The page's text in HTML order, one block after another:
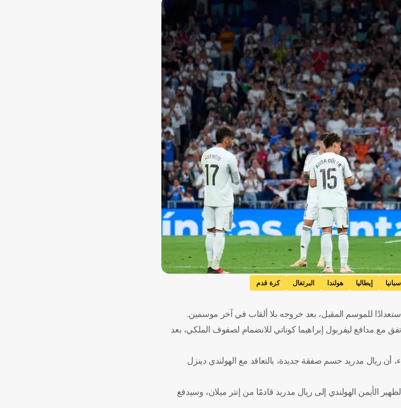
إيطاليا هولندا البرتغال كرة قدم
للموسم المقبل، بعد خروجه بلا ألقاب في آخر موسمين.
مع مدافع ليفربول إبراهيما كوناتي للانضمام لصفوف الملكي، بعد
أن ريال مدريد حسم صفقة جديدة، بالتعاقد مع الهولندي دينزل
الهولندي إلى ريال مدريد قادمًا من إنتر ميلان، وسيدفع